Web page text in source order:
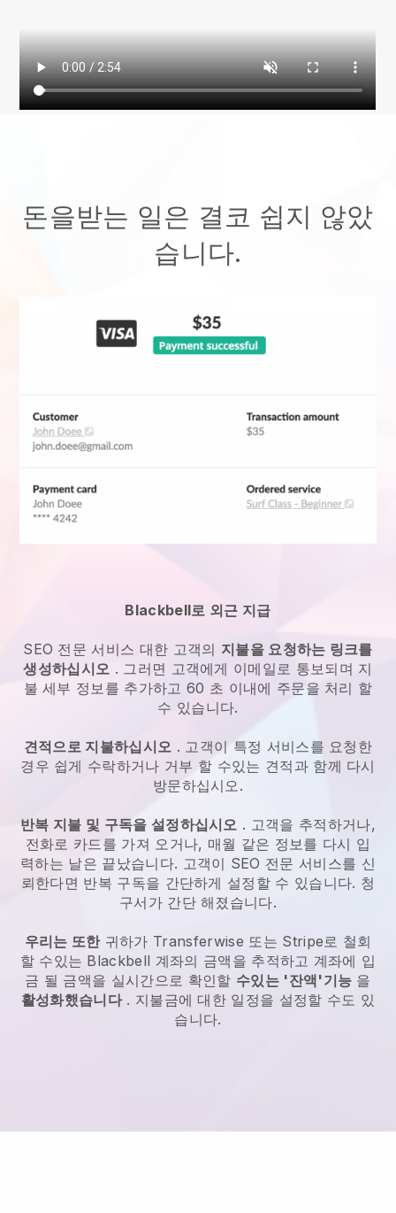
돈을받는 일은 결코 쉽지 않았
습니다.
Blackbell로 외근 지급
SEO 전문 서비스 대한 고객의 지불을 요청하는 링크를
생성하십시오 . 그러면 고객에게 이메일로 통보되며 지
불 세부 정보를 추가하고 60 초 이내에 주문을 처리 할
수 있습니다.
견적으로 지불하십시오 . 고객이 특정 서비스를 요청한
경우 쉽게 수락하거나 거부 할 수있는 견적과 함께 다시
방문하십시오.
반복 지불 및 구독을 설정하십시오 . 고객을 추적하거나,
전화로 카드를 가져 오거나, 매월 같은 정보를 다시 입
력하는 날은 끝났습니다. 고객이 SEO 전문 서비스를 신
뢰한다면 반복 구독을 간단하게 설정할 수 있습니다. 청
구서가 간단 해졌습니다.
우리는 또한귀하가 Transferwise 또는 Stripe로 철회
할 수있는 Blackbell 계좌의 금액을 추적하고 계좌에 입
금 될 금액을 실시간으로 확인할 수있는 '잔액'기능 을
활성화했습니다. 지불금에 대한 일정을 설정할 수도 있
습니다.